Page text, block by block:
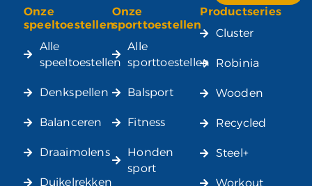
Alternative:
Onze
speeltoestellen
Alle
speeltoestellen
Denkspellen
Balanceren
Draaimolens
Duikelrekken
Onze
sporttoestellen
Alle
sporttoestellen
Balsport
Fitness
Honden
sport
Productseries
Cluster
Robinia
Wooden
Recycled
Steel+
Workout